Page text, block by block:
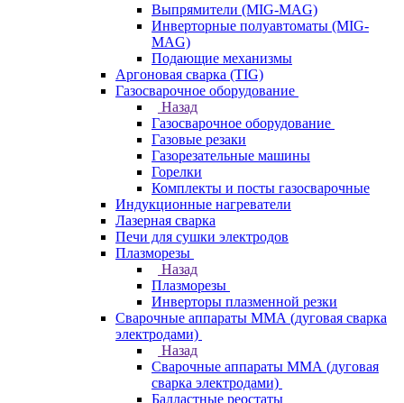
Выпрямители (MIG-MAG)
Инверторные полуавтоматы (MIG-
MAG)
Подающие механизмы
Аргоновая сварка (TIG)
Газосварочное оборудование
Назад
Газосварочное оборудование
Газовые резаки
Газорезательные машины
Горелки
Комплекты и посты газосварочные
Индукционные нагреватели
Лазерная сварка
Печи для сушки электродов
Плазморезы
Назад
Плазморезы
Инверторы плазменной резки
Сварочные аппараты ММА (дуговая сварка
электродами)
Назад
Сварочные аппараты ММА (дуговая
сварка электродами)
Балластные реостаты